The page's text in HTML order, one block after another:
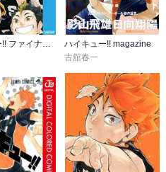
ハイキュー!! ファイナルガイドブック 排球極！
ハイキュー!! magazine
古舘春一